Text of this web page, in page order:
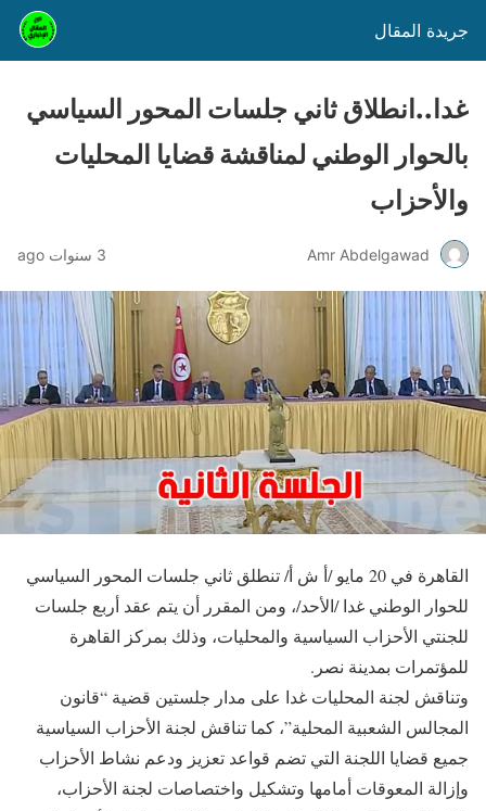
جريدة المقال
غدا..انطلاق ثاني جلسات المحور السياسي
بالحوار الوطني لمناقشة قضايا المحليات
والأحزاب
Amr Abdelgawad 3 سنوات ago
القاهرة في 20 مايو /أ ش أ/ تنطلق ثاني جلسات المحور السياسي
للحوار الوطني غدا /الأحد/، ومن المقرر أن يتم عقد أربع جلسات
للجنتي الأحزاب السياسية والمحليات، وذلك بمركز القاهرة
للمؤتمرات بمدينة نصر.
وتناقش لجنة المحليات غدا على مدار جلستين قضية “قانون
المجالس الشعبية المحلية”، كما تناقش لجنة الأحزاب السياسية
جميع قضايا اللجنة التي تضم قواعد تعزيز ودعم نشاط الأحزاب
وإزالة المعوقات أمامها وتشكيل واختصاصات لجنة الأحزاب،